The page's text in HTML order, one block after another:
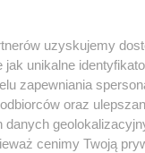
uzyskujemy
unikalne
zapewniania
oraz
cenimy Twoją